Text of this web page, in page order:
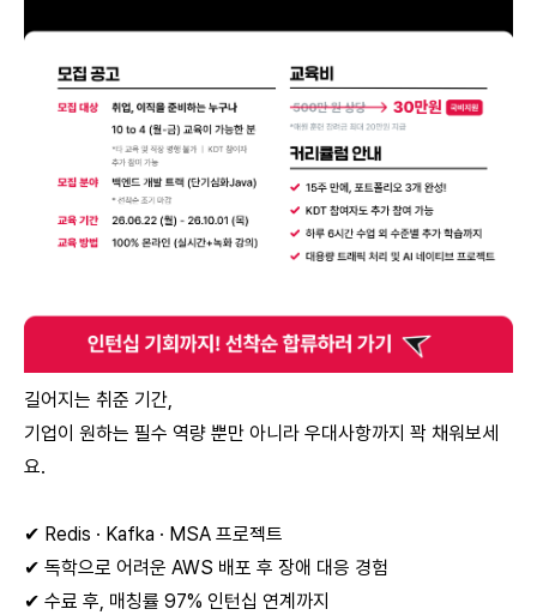
길어지는 취준 기간,
기업이 원하는 필수 역량 뿐만 아니라 우대사항까지 꽉 채워보세
요.
✔︎ Redis · Kafka · MSA 프로젝트
✔︎ 독학으로 어려운 AWS 배포 후 장애 대응 경험
✔︎ 수료 후, 매칭률 97% 인턴십 연계까지